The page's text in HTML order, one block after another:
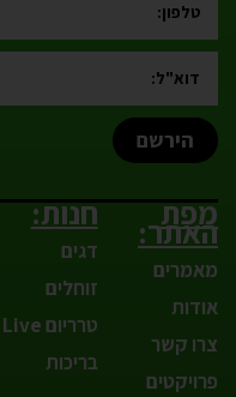
הירשם
מפת
האתר:
מאמרים
אודות
צרו קשר
פרויקטים
חנות:
דגים
זוחלים
טרריום Live
בריכות